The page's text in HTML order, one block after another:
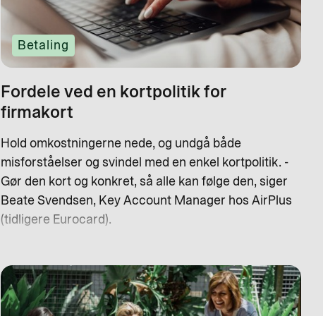
Betaling
Fordele ved en kortpolitik for
firmakort
Hold omkostningerne nede, og undgå både
misforståelser og svindel med en enkel kortpolitik. -
Gør den kort og konkret, så alle kan følge den, siger
Beate Svendsen, Key Account Manager hos AirPlus
(tidligere Eurocard).